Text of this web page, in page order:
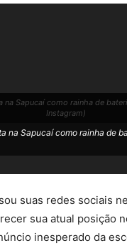
na Sapucaí como rainha de
Instagram)
na Sapucaí como rainha de
suas redes sociais
sua atual posição
inesperado da